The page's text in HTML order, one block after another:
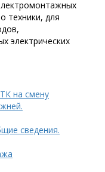
техники, для
электрических
на смену
сведения.